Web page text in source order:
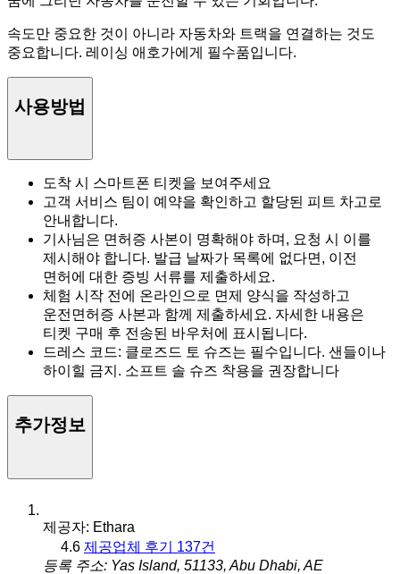
속도만 중요한 것이 아니라 자동차와 트랙을 연결하는 것도
중요합니다. 레이싱 애호가에게 필수품입니다.
사용방법
도착 시 스마트폰 티켓을 보여주세요
고객 서비스 팀이 예약을 확인하고 할당된 피트 차고로
안내합니다.
기사님은 면허증 사본이 명확해야 하며, 요청 시 이를
제시해야 합니다. 발급 날짜가 목록에 없다면, 이전
면허에 대한 증빙 서류를 제출하세요.
체험 시작 전에 온라인으로 면제 양식을 작성하고
운전면허증 사본과 함께 제출하세요. 자세한 내용은
티켓 구매 후 전송된 바우처에 표시됩니다.
드레스 코드: 클로즈드 토 슈즈는 필수입니다. 샌들이나
하이힐 금지. 소프트 솔 슈즈 착용을 권장합니다
추가정보
제공자: Ethara
4.6 제공업체 후기 137건
등록 주소: Yas Island, 51133, Abu Dhabi, AE